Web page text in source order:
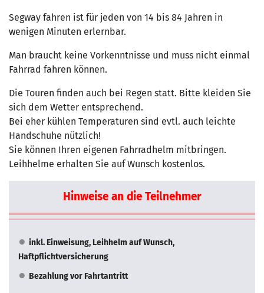
Segway fahren ist für jeden von 14 bis 84 Jahren in
wenigen Minuten erlernbar.
Man braucht keine Vorkenntnisse und muss nicht einmal
Fahrrad fahren können.
Die Touren finden auch bei Regen statt. Bitte kleiden Sie
sich dem Wetter entsprechend.
Bei eher kühlen Temperaturen sind evtl. auch leichte
Handschuhe nützlich!
Sie können Ihren eigenen Fahrradhelm mitbringen.
Leihhelme erhalten Sie auf Wunsch kostenlos.
Hinweise an die Teilnehmer
inkl. Einweisung, Leihhelm auf Wunsch,
Haftpflichtversicherung
Bezahlung vor Fahrtantritt